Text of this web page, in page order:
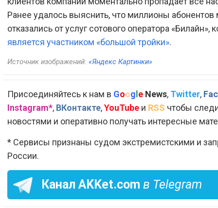
Ранее удалось выяснить, что миллионы абонентов
отказались от услуг сотового оператора «Билайн»,
является участником «большой тройки».
Источник изображений: «Яндекс Картинки»
Присоединяйтесь к нам в Goog e News, Twitter,
Instagram*, ВКонтакте,YouTube и RSS чтобы
новостями и оперативно получать интересные
* Сервисы признаны судом экстремистскими и
России.
Канал AKKet.com в Telegram